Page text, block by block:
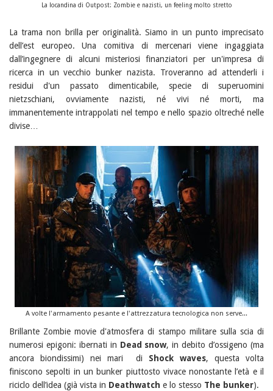
La locandina di Outpost: Zombie e nazisti, un feeling molto stretto
La trama non brilla per originalità. Siamo in un punto imprecisato
dell’est europeo. Una comitiva di mercenari viene ingaggiata
dall’ingegnere di alcuni misteriosi finanziatori per un'impresa di
ricerca in un vecchio bunker nazista. Troveranno ad attenderli i
residui d'un passato dimenticabile, specie di superuomini
nietzschiani, ovviamente nazisti, né vivi né morti, ma
immanentemente intrappolati nel tempo e nello spazio oltreché nelle
divise…
A volte l'armamento pesante e l'attrezzatura tecnologica non serve...
Brillante Zombie movie d'atmosfera di stampo militare sulla scia di
numerosi epigoni: ibernati in Dead snow, in debito d’ossigeno (ma
ancora biondissimi) nei mari di Shock waves, questa volta
finiscono sepolti in un bunker piuttosto vivace nonostante l’età e il
riciclo dell’idea (già vista in Deathwatch e lo stesso The bunker).